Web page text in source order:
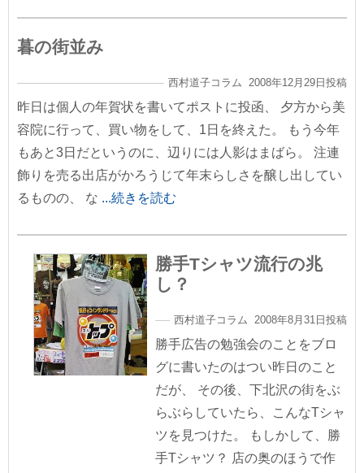
暮の街並み
西村道子コラム 2008年12月29日投稿
昨日は個人の年賀状を書いてポストに投函、 夕方から美
容院に行って、買い物をして、1日を終えた。 もう今年
もあと3日だというのに、辺りには人影はまばら。 注連
飾りを売る出店がかろうじて年末らしさを醸し出してい
るものの、 な ...続きを読む
勝手Tシャツ流行の兆
し？
西村道子コラム 2008年8月31日投稿
勝手広告の勉強会のことをブロ
グに書いたのはつい昨日のこと
だが、 その後、下北沢の街をぶ
らぶらしていたら、こんなTシャ
ツを見つけた。 もしかして、勝
手Tシャツ？ 店の奥のほうで作